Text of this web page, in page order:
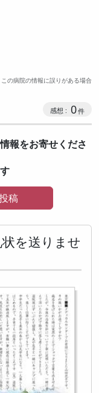
この病院の情報に誤りがある場合
0
報をお寄せくださ
稿
を送りませ